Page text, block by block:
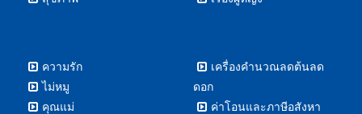
ความรัก
ไม่หมู
คุณแม่
เครื่องคำนวณลดต้นลด
ดอก
ค่าโอนและภาษีอสังหา